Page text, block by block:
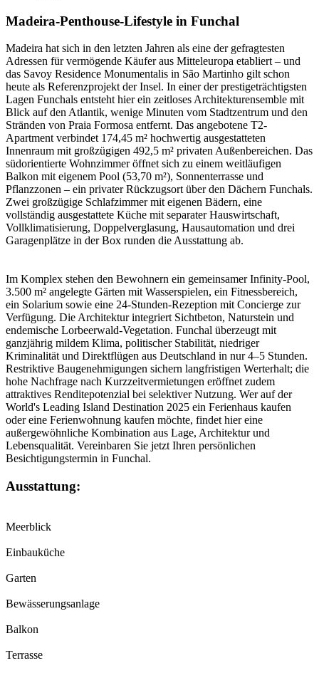
Madeira-Penthouse-Lifestyle in Funchal
Madeira hat sich in den letzten Jahren als eine der gefragtesten
Adressen für vermögende Käufer aus Mitteleuropa etabliert – und
das Savoy Residence Monumentalis in São Martinho gilt schon
heute als Referenzprojekt der Insel. In einer der prestigeträchtigsten
Lagen Funchals entsteht hier ein zeitloses Architekturensemble mit
Blick auf den Atlantik, wenige Minuten vom Stadtzentrum und den
Stränden von Praia Formosa entfernt. Das angebotene T2-
Apartment verbindet 174,45 m² hochwertig ausgestatteten
Innenraum mit großzügigen 492,5 m² privaten Außenbereichen. Das
südorientierte Wohnzimmer öffnet sich zu einem weitläufigen
Balkon mit eigenem Pool (53,70 m²), Sonnenterrasse und
Pflanzzonen – ein privater Rückzugsort über den Dächern Funchals.
Zwei großzügige Schlafzimmer mit eigenen Bädern, eine
vollständig ausgestattete Küche mit separater Hauswirtschaft,
Vollklimatisierung, Doppelverglasung, Hausautomation und drei
Garagenplätze in der Box runden die Ausstattung ab.
Im Komplex stehen den Bewohnern ein gemeinsamer Infinity-Pool,
3.500 m² angelegte Gärten mit Wasserspielen, ein Fitnessbereich,
ein Solarium sowie eine 24-Stunden-Rezeption mit Concierge zur
Verfügung. Die Architektur integriert Sichtbeton, Naturstein und
endemische Lorbeerwald-Vegetation. Funchal überzeugt mit
ganzjährig mildem Klima, politischer Stabilität, niedriger
Kriminalität und Direktflügen aus Deutschland in nur 4–5 Stunden.
Restriktive Baugenehmigungen sichern langfristigen Werterhalt; die
hohe Nachfrage nach Kurzzeitvermietungen eröffnet zudem
attraktives Renditepotenzial bei selektiver Nutzung. Wer auf der
World's Leading Island Destination 2025 ein Ferienhaus kaufen
oder eine Ferienwohnung kaufen möchte, findet hier eine
außergewöhnliche Kombination aus Lage, Architektur und
Lebensqualität. Vereinbaren Sie jetzt Ihren persönlichen
Besichtigungstermin in Funchal.
Ausstattung:
Meerblick
Einbauküche
Garten
Bewässerungsanlage
Balkon
Terrasse